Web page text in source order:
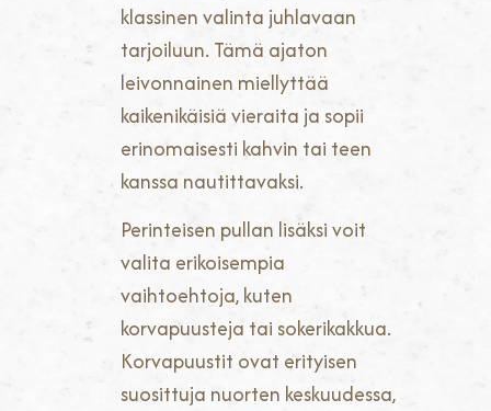
klassinen valinta juhlavaan
tarjoiluun. Tämä ajaton
leivonnainen miellyttää
kaikenikäisiä vieraita ja sopii
erinomaisesti kahvin tai teen
kanssa nautittavaksi.
Perinteisen pullan lisäksi voit
valita erikoisempia
vaihtoehtoja, kuten
korvapuusteja tai sokerikakkua.
Korvapuustit ovat erityisen
suosittuja nuorten keskuudessa,